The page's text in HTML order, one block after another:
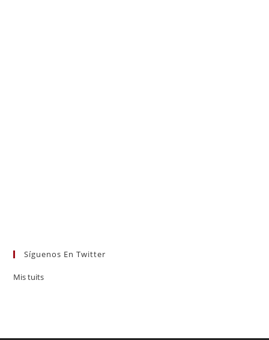
Síguenos En Twitter
Mis tuits